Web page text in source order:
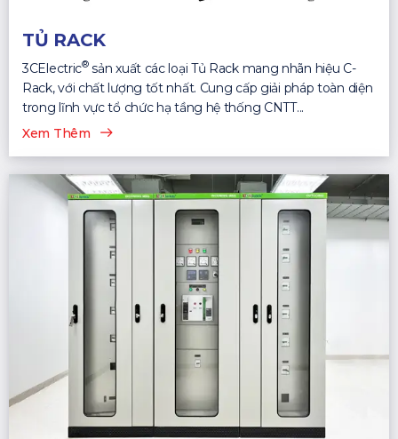
TỦ RACK
3CElectric®sản xuất các loại Tủ Rack mang nhãn hiệu C-
Rack, với chất lượng tốt nhất. Cung cấp giải pháp toàn diện
trong lĩnh vực tổ chức hạ tầng hệ thống CNTT...
Xem Thêm